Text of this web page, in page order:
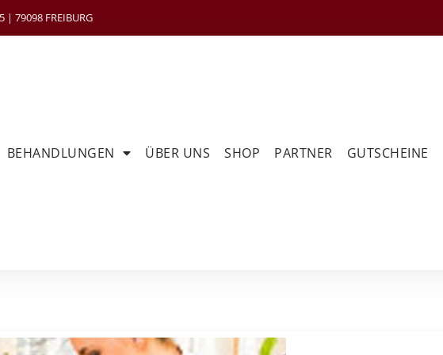
| 79098 FREIBURG
BEHANDLUNGEN ÜBER UNS SHOP PARTNER GUTSCHEINE